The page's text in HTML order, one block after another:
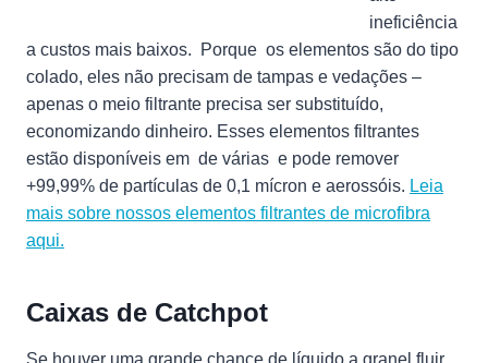
ineficiência
a custos mais baixos. Porque os elementos são do tipo
colado, eles não precisam de tampas e vedações –
apenas o meio filtrante precisa ser substituído,
economizando dinheiro. Esses elementos filtrantes
estão disponíveis em de várias e pode remover
+99,99% de partículas de 0,1 mícron e aerossóis. Leia
mais sobre nossos elementos filtrantes de microfibra
aqui.
Caixas de Catchpot
Se houver uma grande chance de líquido a granel fluir